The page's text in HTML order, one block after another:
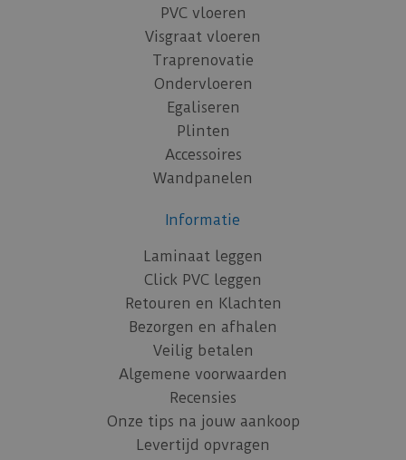
PVC vloeren
Visgraat vloeren
Traprenovatie
Ondervloeren
Egaliseren
Plinten
Accessoires
Wandpanelen
Informatie
Laminaat leggen
Click PVC leggen
Retouren en Klachten
Bezorgen en afhalen
Veilig betalen
Algemene voorwaarden
Recensies
Onze tips na jouw aankoop
Levertijd opvragen